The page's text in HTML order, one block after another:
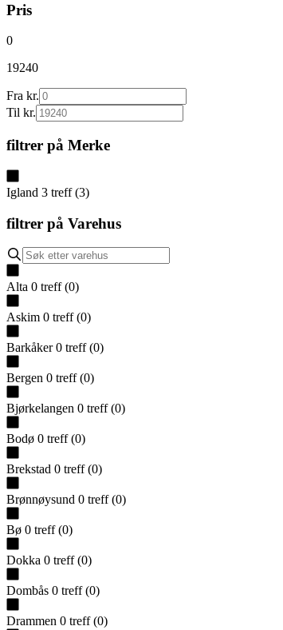
Pris
0
19240
Fra kr.
Til kr.
filtrer på Merke
Igland 3 treff (3)
filtrer på Varehus
Alta 0 treff (0)
Askim 0 treff (0)
Barkåker 0 treff (0)
Bergen 0 treff (0)
Bjørkelangen 0 treff (0)
Bodø 0 treff (0)
Brekstad 0 treff (0)
Brønnøysund 0 treff (0)
Bø 0 treff (0)
Dokka 0 treff (0)
Dombås 0 treff (0)
Drammen 0 treff (0)